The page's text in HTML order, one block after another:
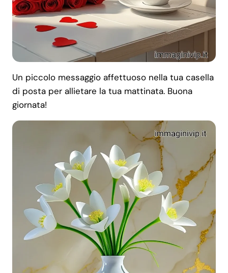
Un piccolo messaggio affettuoso nella tua casella
di posta per allietare la tua mattinata. Buona
giornata!